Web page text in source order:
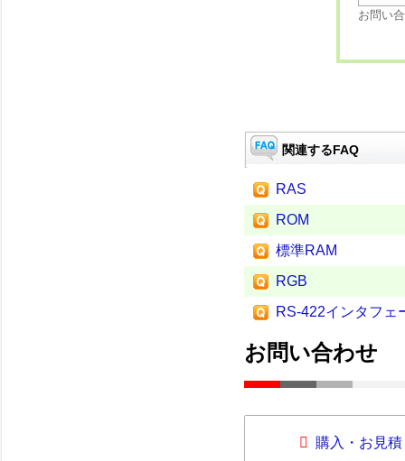
お問い
関連するFAQ
RAS
ROM
標準RAM
RGB
RS-422インタフェ
お問い合わせ
購入・お見